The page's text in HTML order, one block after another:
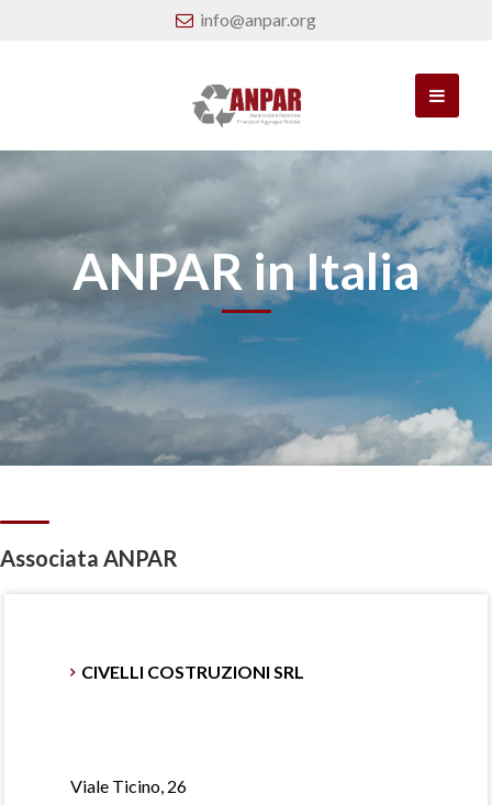
info@anpar.org
ANPAR in Italia
Associata ANPAR
CIVELLI COSTRUZIONI SRL
Viale Ticino, 26